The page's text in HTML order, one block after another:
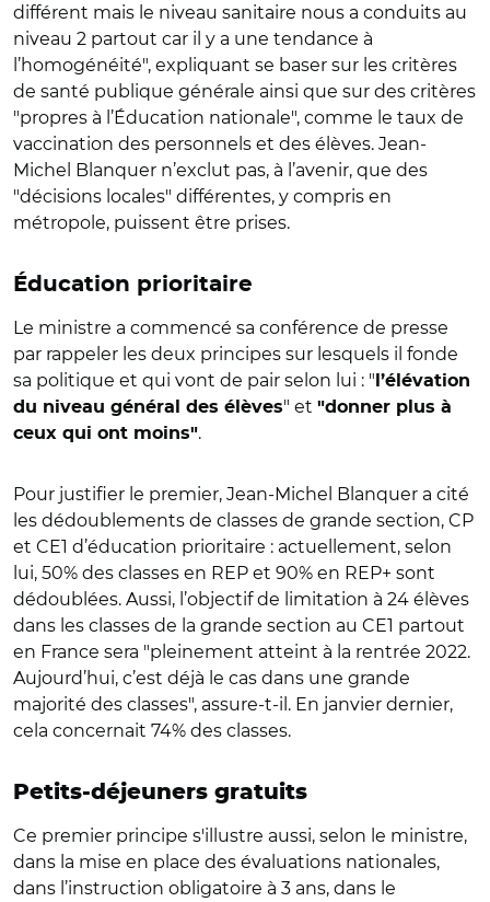
différent mais le niveau sanitaire nous a conduits au
niveau 2 partout car il y a une tendance à
l’homogénéité", expliquant se baser sur les critères
de santé publique générale ainsi que sur des critères
"propres à l’Éducation nationale", comme le taux de
vaccination des personnels et des élèves. Jean-
Michel Blanquer n’exclut pas, à l’avenir, que des
"décisions locales" différentes, y compris en
métropole, puissent être prises.
Éducation prioritaire
Le ministre a commencé sa conférence de presse
par rappeler les deux principes sur lesquels il fonde
sa politique et qui vont de pair selon lui : " l’élévation
du niveau général des élèves" et "donner plus à
ceux qui ont moins".
Pour justifier le premier, Jean-Michel Blanquer a cité
les dédoublements de classes de grande section, CP
et CE1 d’éducation prioritaire : actuellement, selon
lui, 50% des classes en REP et 90% en REP+ sont
dédoublées. Aussi, l’objectif de limitation à 24 élèves
dans les classes de la grande section au CE1 partout
en France sera "pleinement atteint à la rentrée 2022.
Aujourd’hui, c’est déjà le cas dans une grande
majorité des classes", assure-t-il. En janvier dernier,
cela concernait 74% des classes.
Petits-déjeuners gratuits
Ce premier principe s'illustre aussi, selon le ministre,
dans la mise en place des évaluations nationales,
dans l’instruction obligatoire à 3 ans, dans le